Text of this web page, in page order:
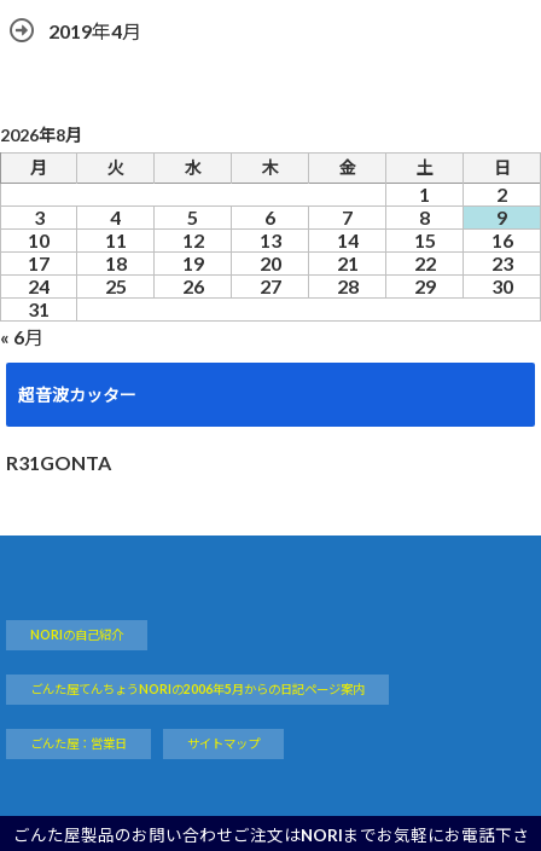
ごんた屋製品のお問い合わせご注文はNORIまでお気軽にお電話下さ
2019年4月
2026年8月
月
火 水 木 金 土 日
1
2
3
4 5 6 7 8
9
10
11 12 13 14 15
16
17
18 19 20 21 22
23
24
25 26 27 28 29
30
31
« 6月
超音波カッター
R31GONTA
NORIの自己紹介
ごんた屋てんちょうNORIの2006年5月からの日記ページ案内
ごんた屋：営業日 サイトマップ